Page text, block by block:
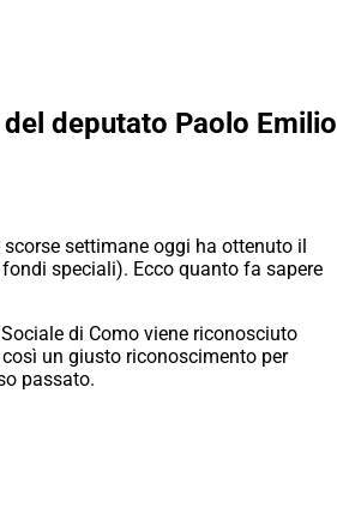
deputato Paolo Emilio
settimane oggi ha ottenuto il
speciali). Ecco quanto fa sapere
di Como viene riconosciuto
un giusto riconoscimento per
passato.